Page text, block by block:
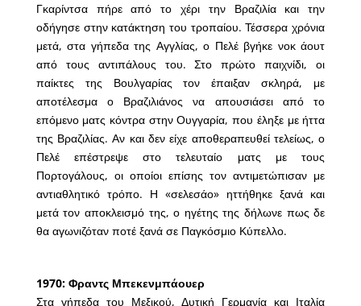
Γκαρίντσα πήρε από το χέρι την Βραζιλία και την
οδήγησε στην κατάκτηση του τροπαίου. Τέσσερα χρόνια
μετά, στα γήπεδα της Αγγλίας, ο Πελέ βγήκε νοκ άουτ
από τους αντιπάλους του. Στο πρώτο παιχνίδι, οι
παίκτες της Βουλγαρίας τον έπαιξαν σκληρά, με
αποτέλεσμα ο Βραζιλιάνος να απουσιάσει από το
επόμενο ματς κόντρα στην Ουγγαρία, που έληξε με ήττα
της Βραζιλίας. Αν και δεν είχε αποθεραπευθεί τελείως, ο
Πελέ επέστρεψε στο τελευταίο ματς με τους
Πορτογάλους, οι οποίοι επίσης τον αντιμετώπισαν με
αντιαθλητικό τρόπο. Η «σελεσάο» ηττήθηκε ξανά και
μετά τον αποκλεισμό της, ο ηγέτης της δήλωνε πως δε
θα αγωνιζόταν ποτέ ξανά σε Παγκόσμιο Κύπελλο.
1970: Φραντς Μπεκενμπάουερ
Στα γήπεδα του Μεξικού, Δυτική Γερμανία και Ιταλία